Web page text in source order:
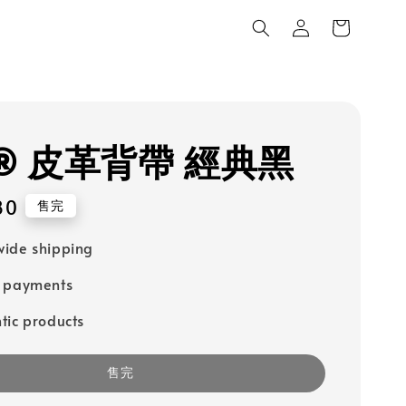
皮革背帶 經典黑
售完
shipping
payments
products
售完